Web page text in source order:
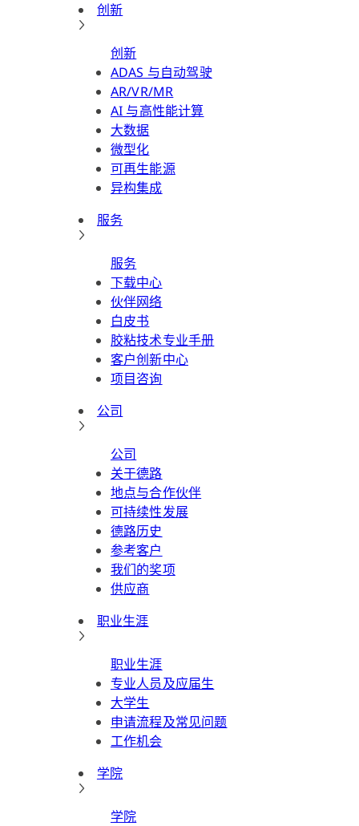
创新
创新
ADAS 与自动驾驶
AR/VR/MR
AI 与高性能计算
大数据
微型化
可再生能源
异构集成
服务
服务
下载中心
伙伴网络
白皮书
胶粘技术专业手册
客户创新中心
项目咨询
公司
公司
关于德路
地点与合作伙伴
可持续性发展
德路历史
参考客户
我们的奖项
供应商
职业生涯
职业生涯
专业人员及应届生
大学生
申请流程及常见问题
工作机会
学院
学院